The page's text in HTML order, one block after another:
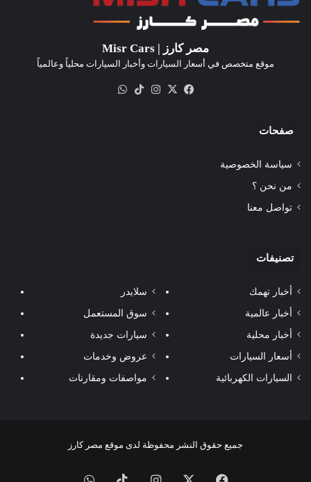
مصر كارز | Misr Cars
موقع متخصص في أسعار السيارات وأخبار السيارات محلياً وعالمياً
فيسبوك
‫X انستقرام‫TikTok
صفحات
سياسة الخصوصية
من نحن ؟
تواصل معنا
تصنيفات
أخبار تهمك
أخبار عالمية
أخبار محلية
أسعار السيارات
السيارات الكهربائية
سلايدر
سوق المستعمل
سيارات جديدة
عروض وخدمات
مواصفات ومقارنات
جميع حقوق النشر محفوظة لدى موقع مصر كارز